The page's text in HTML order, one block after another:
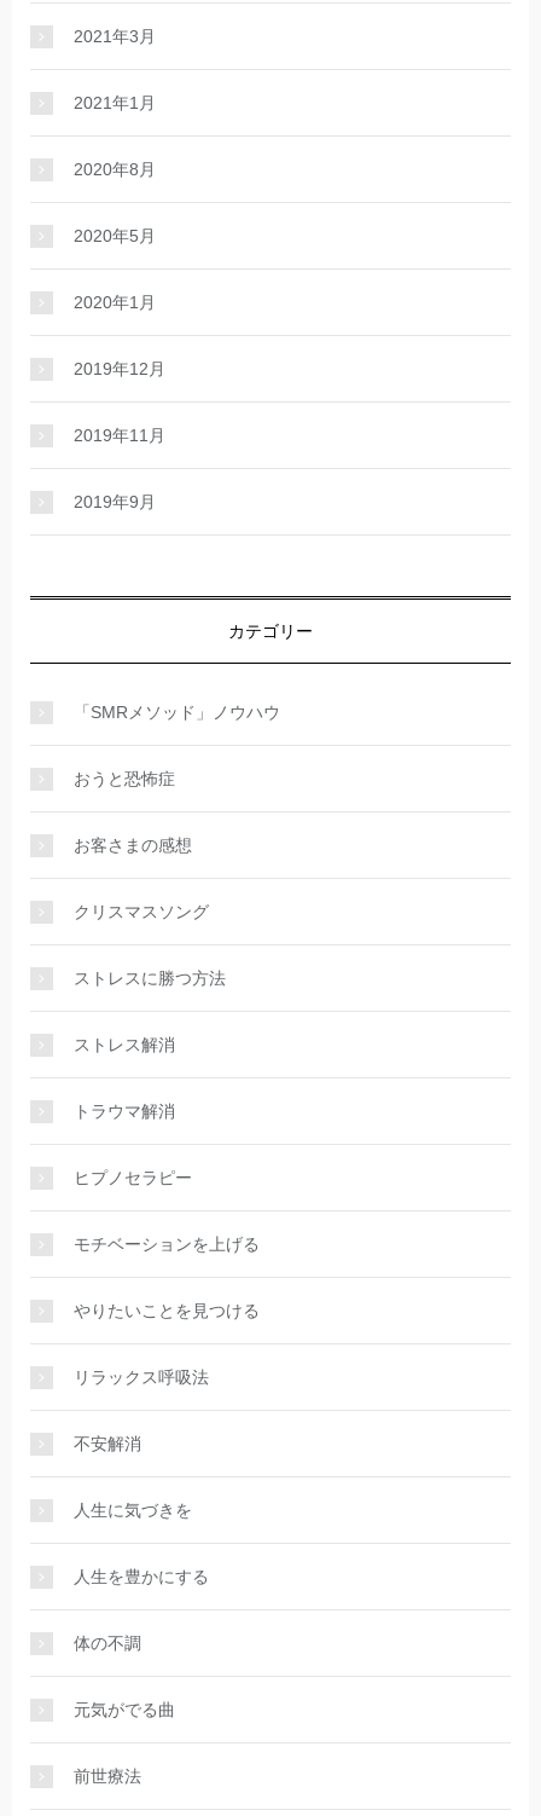
2021年3月
2021年1月
2020年8月
2020年5月
2020年1月
2019年12月
2019年11月
2019年9月
カテゴリー
「SMRメソッド」ノウハウ
おうと恐怖症
お客さまの感想
クリスマスソング
ストレスに勝つ方法
ストレス解消
トラウマ解消
ヒプノセラピー
モチベーションを上げる
やりたいことを見つける
リラックス呼吸法
不安解消
人生に気づきを
人生を豊かにする
体の不調
元気がでる曲
前世療法